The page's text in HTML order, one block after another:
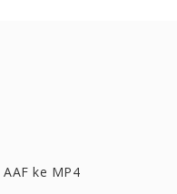
AAF ke MP4